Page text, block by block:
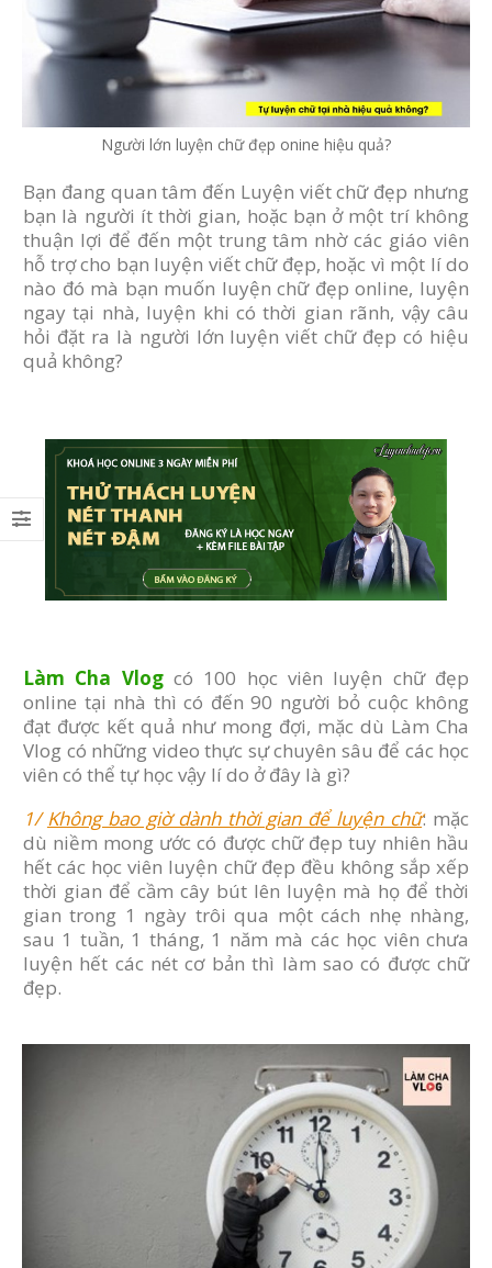
Người lớn luyện chữ đẹp onine hiệu quả?
Bạn đang quan tâm đến Luyện viết chữ đẹp nhưng
bạn là người ít thời gian, hoặc bạn ở một trí không
thuận lợi để đến một trung tâm nhờ các giáo viên
hỗ trợ cho bạn luyện viết chữ đẹp, hoặc vì một lí do
nào đó mà bạn muốn luyện chữ đẹp online, luyện
ngay tại nhà, luyện khi có thời gian rãnh, vậy câu
hỏi đặt ra là người lớn luyện viết chữ đẹp có hiệu
quả không?
Làm Cha Vlogcó 100 học viên luyện chữ đẹp
online tại nhà thì có đến 90 người bỏ cuộc không
đạt được kết quả như mong đợi, mặc dù Làm Cha
Vlog có những video thực sự chuyên sâu để các học
viên có thể tự học vậy lí do ở đây là gì?
1/ Không bao giờ dành thời gian để luyện chữ: mặc
dù niềm mong ước có được chữ đẹp tuy nhiên hầu
hết các học viên luyện chữ đẹp đều không sắp xếp
thời gian để cầm cây bút lên luyện mà họ để thời
gian trong 1 ngày trôi qua một cách nhẹ nhàng,
sau 1 tuần, 1 tháng, 1 năm mà các học viên chưa
luyện hết các nét cơ bản thì làm sao có được chữ
đẹp.